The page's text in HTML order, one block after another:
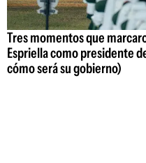
Tres momentos que
Espriella como presidente
cómo será su gobierno)